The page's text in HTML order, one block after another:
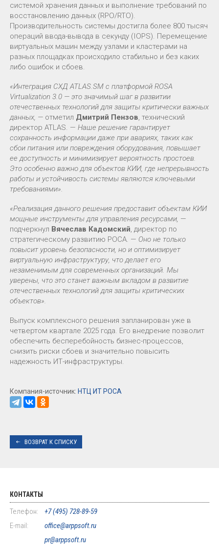
системой хранения данных и выполнение требований по
восстановлению данных (RPO/RTO).
Производительность системы достигла более 800 тысяч
операций ввода-вывода в секунду (IOPS). Перемещение
виртуальных машин между узлами и кластерами на
разных площадках происходило стабильно и без каких
либо ошибок и сбоев.
«Интеграция СХД ATLAS.SM с платформой ROSA
Virtualization 3.0 — это значимый шаг в развитии
отечественных технологий для защиты критически важных
данных, — отметил Дмитрий Пензов, технический
директор ATLAS. — Наше решение гарантирует
сохранность информации даже при авариях, таких как
сбои питания или повреждения оборудования, повышает
ее доступность и минимизирует вероятность простоев.
Это особенно важно для объектов КИИ, где непрерывность
работы и устойчивость системы являются ключевыми
требованиями».
«Реализация данного решения предоставит объектам КИИ
мощные инструменты для управления ресурсами, —
подчеркнул Вячеслав Кадомский, директор по
стратегическому развитию РОСА. — Оно не только
повысит уровень безопасности, но и оптимизирует
виртуальную инфраструктуру, что делает его
незаменимым для современных организаций. Мы
уверены, что это станет важным вкладом в развитие
отечественных технологий для защиты критических
объектов».
Выпуск комплексного решения запланирован уже в
четвертом квартале 2025 года. Его внедрение позволит
обеспечить бесперебойность бизнес-процессов,
снизить риски сбоев и значительно повысить
надежность ИТ-инфраструктуры.
Компания-источник: НТЦ ИТ РОСА
ВОЗВРАТ К СПИСКУ
КОНТАКТЫ
Телефон:
+7 (495) 728-89-59
E-mail:
office@arppsoft.ru
pr@arppsoft.ru